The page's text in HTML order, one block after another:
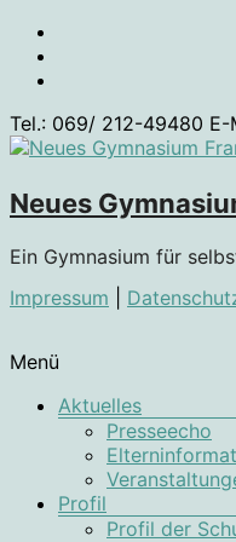
Zum
Inhalt
springen
Tel.: 069/ 212-49480
Neues
Ein Gymnasium für
Impressum
Menü
Aktuelles
Presseecho
Profil
Profil der